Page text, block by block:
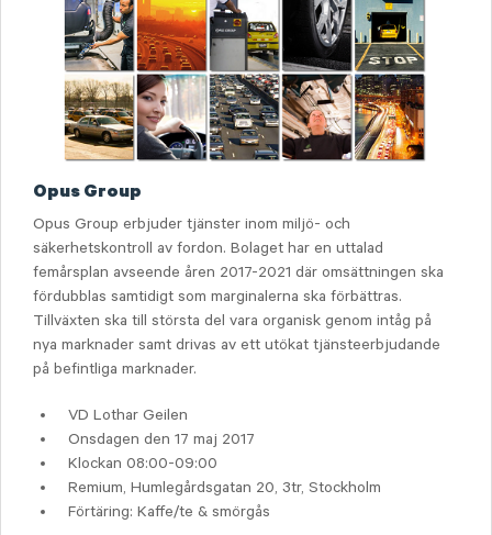
Opus Group
Opus Group erbjuder tjänster inom miljö- och
säkerhetskontroll av fordon. Bolaget har en uttalad
femårsplan avseende åren 2017-2021 där omsättningen ska
fördubblas samtidigt som marginalerna ska förbättras.
Tillväxten ska till största del vara organisk genom intåg på
nya marknader samt drivas av ett utökat tjänsteerbjudande
på befintliga marknader.
VD Lothar Geilen
Onsdagen den 17 maj 2017
Klockan 08:00-09:00
Remium, Humlegårdsgatan 20, 3tr, Stockholm
Förtäring: Kaffe/te & smörgås